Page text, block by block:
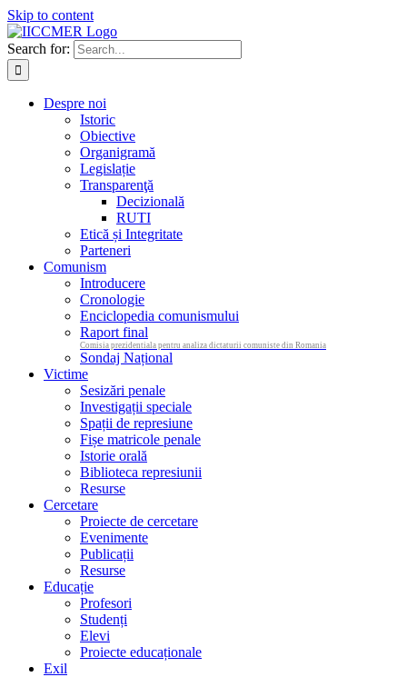
Skip to content
Search for:
Despre noi
Istoric
Obiective
Organigramă
Legislație
Transparenţă
Decizională
RUTI
Etică și Integritate
Parteneri
Comunism
Introducere
Cronologie
Enciclopedia comunismului
Raport final
Comisia prezidentiala pentru analiza dictaturii comuniste din Romania
Sondaj Național
Victime
Sesizări penale
Investigații speciale
Spații de represiune
Fișe matricole penale
Istorie orală
Biblioteca represiunii
Resurse
Cercetare
Proiecte de cercetare
Evenimente
Publicații
Resurse
Educație
Profesori
Studenți
Elevi
Proiecte educaționale
Exil